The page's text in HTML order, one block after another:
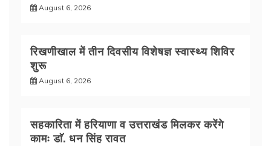
August 6, 2026
रिखणीखाल में तीन दिवसीय विशेषज्ञ स्वास्थ्य शिविर
शुरू
August 6, 2026
सहकारिता में हरियाणा व उत्तराखंड मिलकर करेंगे
कामः डाॅ. धन सिंह रावत